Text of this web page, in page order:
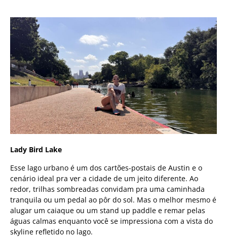
Lady Bird Lake
Esse lago urbano é um dos cartões-postais de Austin e o
cenário ideal pra ver a cidade de um jeito diferente. Ao
redor, trilhas sombreadas convidam pra uma caminhada
tranquila ou um pedal ao pôr do sol. Mas o melhor mesmo é
alugar um caiaque ou um stand up paddle e remar pelas
águas calmas enquanto você se impressiona com a vista do
skyline refletido no lago.